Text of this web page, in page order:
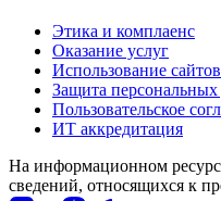
Этика и комплаенс
Оказание услуг
Использование сайтов
Защита
Пользовательское
ИТ аккредитация
На информационном
сведений, относящихся к